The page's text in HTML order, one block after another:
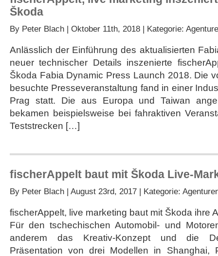
Škoda
By Peter Blach | Oktober 11th, 2018 | Kategorie:
Anlässlich der Einführung des aktualisierten
neuer technischer Details inszenierte
Škoda Fabia Dynamic Press Launch 2018. Die
besuchte Presseveranstaltung fand in einer
Prag statt. Die aus Europa und Taiwan
bekamen beispielsweise bei fahraktiven
Teststrecken […]
fischerAppelt baut mit Škoda Live-
By Peter Blach | August 23rd, 2017 | Kategorie:
fischerAppelt, live marketing baut mit Škoda ihre
Für den tschechischen Automobil- und
anderem das Kreativ-Konzept und die
Präsentation von drei Modellen in Shanghai,